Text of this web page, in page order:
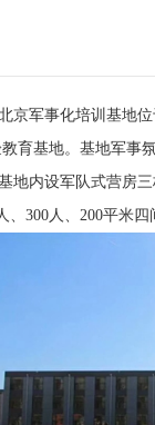
军事化培训基地位于
育基地。基地军事
设军队式营房三栋
、300人、200平米四